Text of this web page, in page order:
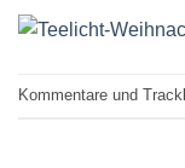
Kommentare und